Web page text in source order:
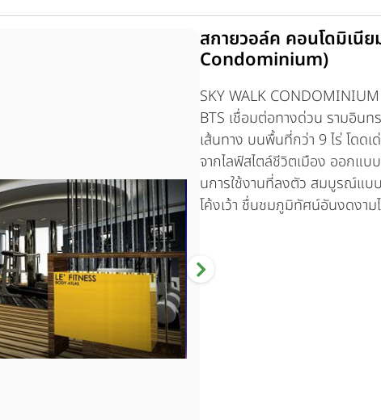
สกายวอล์ค คอนโดมิเนี
Condominium)
SKY WALK
BTS เชื่อมต่อทางด่วน รามอิน
เส้นทาง บนพื้นที่กว่า 9 ไร่ โดด
จากไลฟ์สไตล์ชีวิตเมือง ออกแ
นการใช้งานที่ลงตัว สมบูรณ์แบ
โค้งเว้า ชื่นชมภูมิทัศน์อันงดงา